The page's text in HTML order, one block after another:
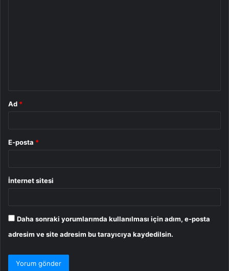
Ad *
E-posta *
İnternet sitesi
Daha sonraki yorumlarımda kullanılması için adım, e-posta
adresim ve site adresim bu tarayıcıya kaydedilsin.